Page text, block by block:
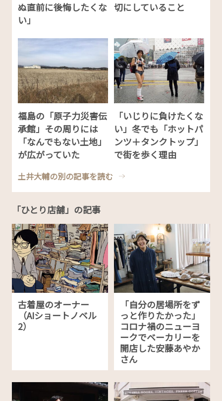
ぬ直前に後悔したくな
い」
切にしていること
福島の「原子力災害伝
承館」その周りには
「なんでもない土地」
が広がっていた
「いじりに負けたくな
い」冬でも「ホットパ
ンツ＋タンクトップ」
で街を歩く理由
土井大輔の別の記事を読む
「ひとり店舗」の記事
古着屋のオーナー
（AIショートノベル
2）
「自分の居場所をず
っと作りたかった」
コロナ禍のニューヨ
ークでベーカリーを
開店した安藤あやか
さん